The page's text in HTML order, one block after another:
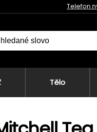
Telefon
Tělo